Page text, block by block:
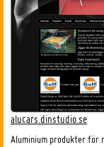
alucars.dinstudio.se
Aluminium produkter för